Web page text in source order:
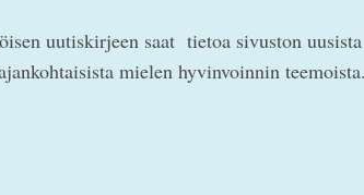
uutiskirjeen saat tietoa sivuston uusista
mielen hyvinvoinnin teemoista.